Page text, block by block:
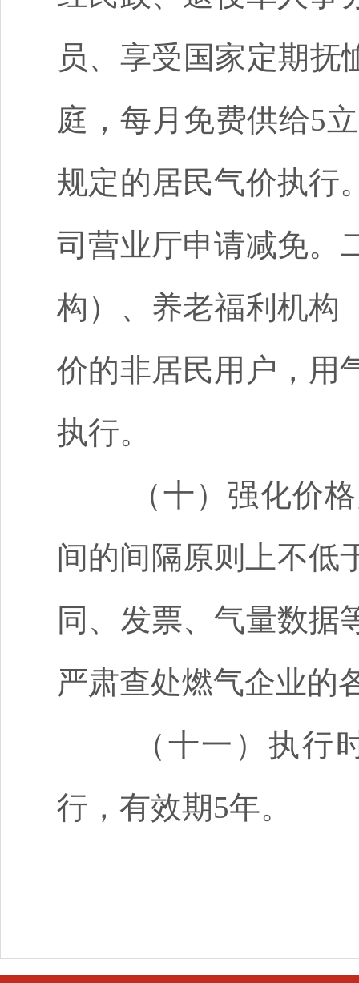
员、享受国家定期抚
庭，每月免费供给5
规定的居民气价执行
司营业厅申请减免。
构）、养老福利机构
价的非居民用户，用
执行。
（十）强化价
间的间隔原则上不低
同、发票、气量数据
严肃查处燃气企业的
（十一）执行
行，有效期5年。